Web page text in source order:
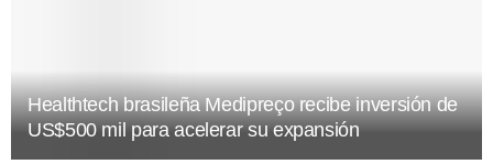
Healthtech brasileña Medipreço recibe inversión de
US$500 mil para acelerar su expansión